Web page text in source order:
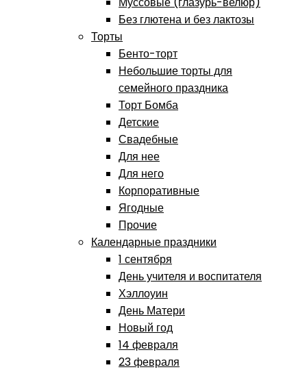
Без глютена и без лактозы
Торты
Бенто-торт
Небольшие торты для
семейного праздника
Торт Бомба
Детские
Свадебные
Для нее
Для него
Корпоративные
Ягодные
Прочие
Календарные праздники
1 сентября
День учителя и воспитателя
Хэллоуин
День Матери
Новый год
14 февраля
23 февраля